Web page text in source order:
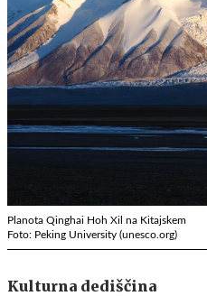
Planota Qinghai Hoh Xil na Kitajskem
Foto: Peking University (unesco.org)
Kulturna dediščina